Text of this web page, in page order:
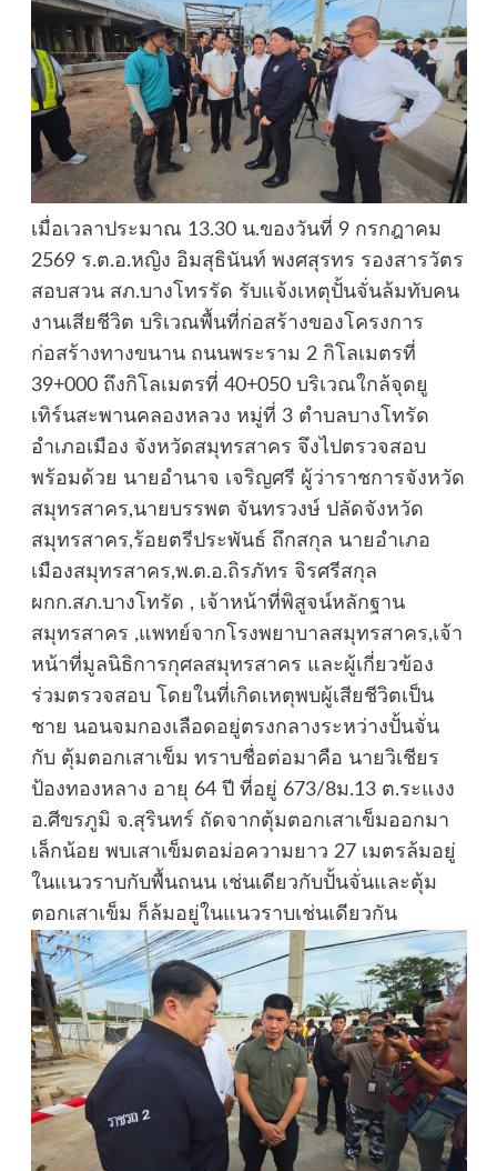
เมื่อเวลาประมาณ 13.30 น.ของวันที่ 9 กรกฎาคม
2569 ร.ต.อ.หญิง อิมสุธินันท์ พงศสุรทร รองสารวัตร
สอบสวน สภ.บางโทรรัด รับแจ้งเหตุปั้นจั่นล้มทับคน
งานเสียชีวิต บริเวณพื้นที่ก่อสร้างของโครงการ
ก่อสร้างทางขนาน ถนนพระราม 2 กิโลเมตรที่
39+000 ถึงกิโลเมตรที่ 40+050 บริเวณใกล้จุดยู
เทิร์นสะพานคลองหลวง หมู่ที่ 3 ตำบลบางโทรัด
อำเภอเมือง จังหวัดสมุทรสาคร จึงไปตรวจสอบ
พร้อมด้วย นายอำนาจ เจริญศรี ผู้ว่าราชการจังหวัด
สมุทรสาคร,นายบรรพต จันทรวงษ์ ปลัดจังหวัด
สมุทรสาคร,ร้อยตรีประพันธ์ ถึกสกุล นายอำเภอ
เมืองสมุทรสาคร,พ.ต.อ.ถิรภัทร จิรศรีสกุล
ผกก.สภ.บางโทรัด , เจ้าหน้าที่พิสูจน์หลักฐาน
สมุทรสาคร ,แพทย์จากโรงพยาบาลสมุทรสาคร,เจ้า
หน้าที่มูลนิธิการกุศลสมุทรสาคร และผู้เกี่ยวข้อง
ร่วมตรวจสอบ โดยในที่เกิดเหตุพบผู้เสียชีวิตเป็น
ชาย นอนจมกองเลือดอยู่ตรงกลางระหว่างปั้นจั่น
กับ ตุ้มตอกเสาเข็ม ทราบชื่อต่อมาคือ นายวิเชียร
ป้องทองหลาง อายุ 64 ปี ที่อยู่ 673/8ม.13 ต.ระแงง
อ.ศีขรภูมิ จ.สุรินทร์ ถัดจากตุ้มตอกเสาเข็มออกมา
เล็กน้อย พบเสาเข็มตอม่อความยาว 27 เมตรล้มอยู่
ในแนวราบกับพื้นถนน เช่นเดียวกับปั้นจั่นและตุ้ม
ตอกเสาเข็ม ก็ล้มอยู่ในแนวราบเช่นเดียวกัน